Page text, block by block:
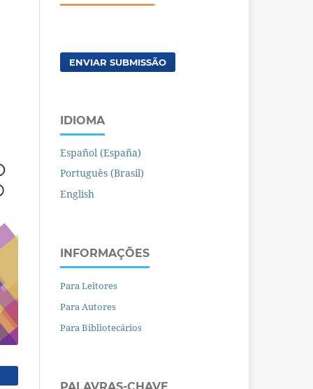
ENVIAR SUBMISSÃO
IDIOMA
Español (España)
Português (Brasil)
English
INFORMAÇÕES
Para Leitores
Para Autores
Para Bibliotecários